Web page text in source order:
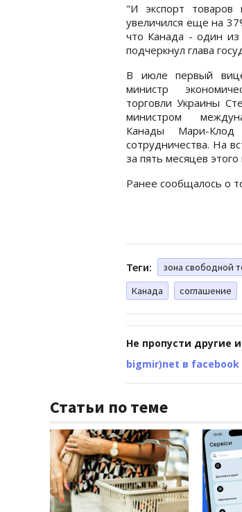
"И экспорт
увеличился еще на
что Канада - один
подчеркнул глава
В июле первый
министр
торговли Украины
министром
Канады Мари-Клод
сотрудничества. На
за пять месяцев
Ранее сообщалось о
Теги: зона свободной
Канада
соглашение
Не пропусти другие
bigmir)net в facebook
Статьи по теме